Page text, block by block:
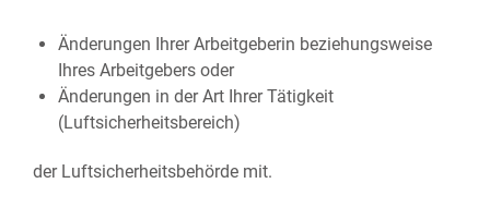
Änderungen Ihrer Arbeitgeberin beziehungsweise
Ihres Arbeitgebers oder
Änderungen in der Art Ihrer Tätigkeit
(Luftsicherheitsbereich)
​​​​​​​der Luftsicherheitsbehörde mit.